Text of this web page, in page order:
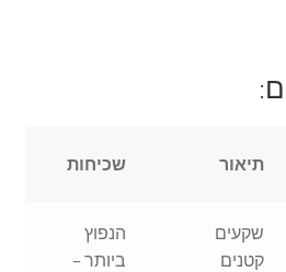
תיאור שכיחות
שקעים
קטנים
הנפוץ
ביותר –